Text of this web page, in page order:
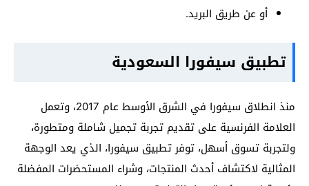
أو عن طريق البريد.
تطبيق سيفورا السعودية
منذ انطلاق سيفورا في الشرق الأوسط عام 2017، وتعمل
العلامة الفرنسية على تقديم تجربة تجميل شاملة ومتطورة،
ولتجربة تسوق أسهل، توفر تطبيق سيفورا، الذي يعد الوجهة
المثالية لاكتشاف أحدث المنتجات، وشراء المستحضرات المفضلة